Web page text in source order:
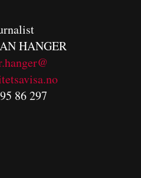
HANGER
86 297